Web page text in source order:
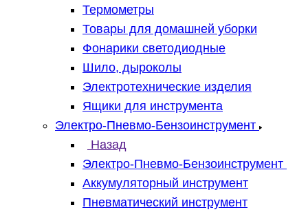
Термометры
Товары для домашней уборки
Фонарики светодиодные
Шило, дыроколы
Электротехнические изделия
Ящики для инструмента
Электро-Пневмо-Бензоинструмент
Назад
Электро-Пневмо-Бензоинструмент
Аккумуляторный инструмент
Пневматический инструмент